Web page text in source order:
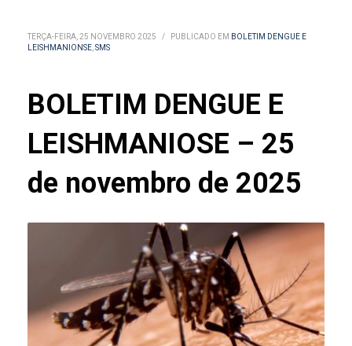
TERÇA-FEIRA, 25 NOVEMBRO 2025 / PUBLICADO EM BOLETIM DENGUE E
LEISHMANIONSE,SMS
BOLETIM DENGUE E
LEISHMANIOSE – 25
de novembro de 2025